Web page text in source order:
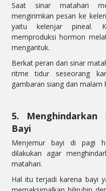
Saat sinar matahari
mengirimkan pesan ke
yaitu kelenjar pineal.
memproduksi hormon
mengantuk.
Berkat peran dari sinar
ritme tidur seseorang
gambaran siang dan malam
5. Menghindarkan
Bayi
Menjemur bayi di pagi
dilakukan agar
matahari.
Hal itu terjadi karena bayi